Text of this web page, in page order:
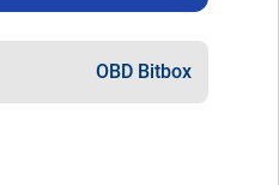
OBD Bitbox